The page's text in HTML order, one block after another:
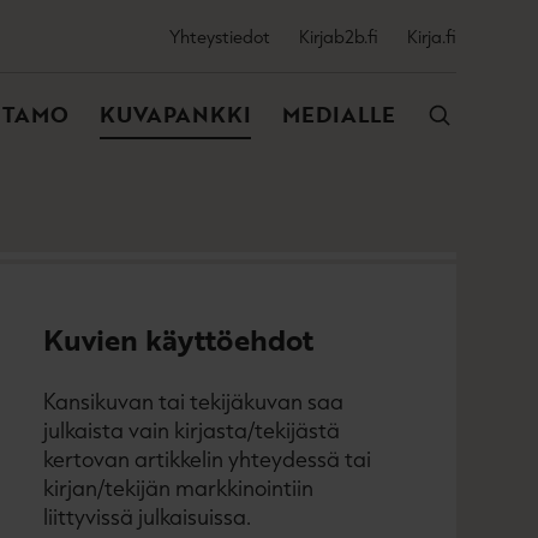
Yhteystiedot Kirjab2b.fi Kirja.fi
KUVAPANKKI MEDIALLE
Kuvien käyttöehdot
Kansikuvan tai tekijäkuvan saa
julkaista vain kirjasta/tekijästä
kertovan artikkelin yhteydessä tai
kirjan/tekijän markkinointiin
liittyvissä julkaisuissa.